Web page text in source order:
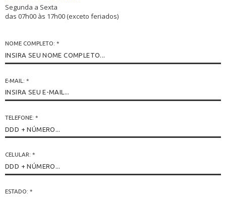
Segunda a Sexta
das 07h00 às 17h00 (exceto feriados)
NOME COMPLETO: *
E-MAIL: *
TELEFONE: *
CELULAR: *
ESTADO: *